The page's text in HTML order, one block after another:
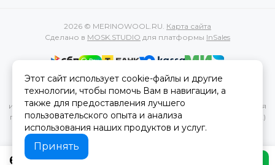
630 ₽
2026 © MERINOWOOL.RU. Карта сайта
Сделано в MOSK.STUDIO для платформы InSales
Вся представленная на сайте информация, касающаяся
характеристик, стоимости товаров и услуг, носит
информационный характер и ни при каких условиях не является
публичной офертой, определяемой положениями Статьи 437(2)
Гражданского кодекса РФ.
Этот сайт использует cookie-файлы и другие
технологии, чтобы помочь Вам в навигации, а
также для предоставления лучшего
пользовательского опыта и анализа
использования наших продуктов и услуг.
Принять